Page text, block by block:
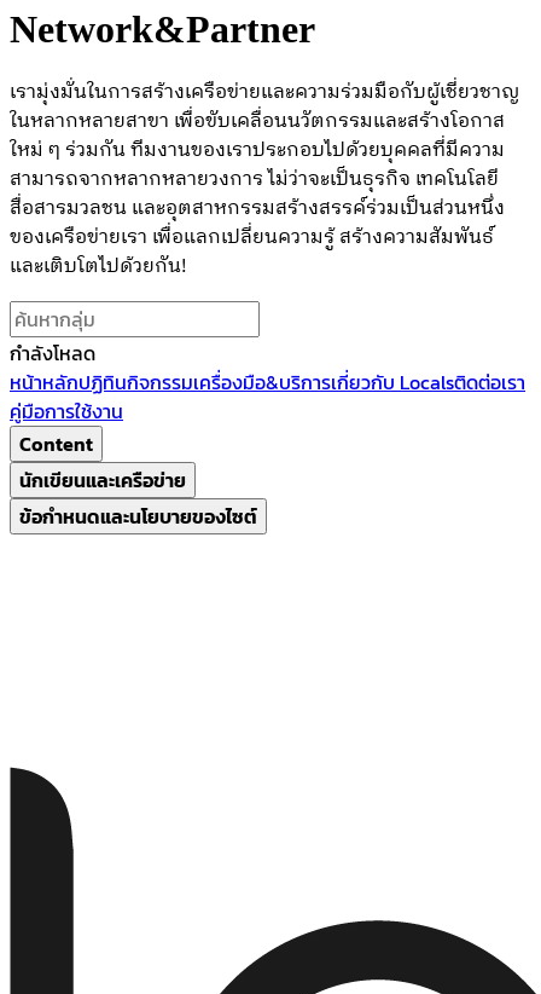
Network&Partner
เรามุ่งมั่นในการสร้างเครือข่ายและความร่วมมือกับผู้เชี่ยวชาญ
ในหลากหลายสาขา เพื่อขับเคลื่อนนวัตกรรมและสร้างโอกาส
ใหม่ ๆ ร่วมกัน ทีมงานของเราประกอบไปด้วยบุคคลที่มีความ
สามารถจากหลากหลายวงการ ไม่ว่าจะเป็นธุรกิจ เทคโนโลยี
สื่อสารมวลชน และอุตสาหกรรมสร้างสรรค์ร่วมเป็นส่วนหนึ่ง
ของเครือข่ายเรา เพื่อแลกเปลี่ยนความรู้ สร้างความสัมพันธ์
และเติบโตไปด้วยกัน!
กำลังโหลด
หน้าหลักปฏิทินกิจกรรมเครื่องมือ&บริการเกี่ยวกับ Localsติดต่อเรา
คู่มือการใช้งาน
Content
นักเขียนและเครือข่าย
ข้อกำหนดและนโยบายของไซต์